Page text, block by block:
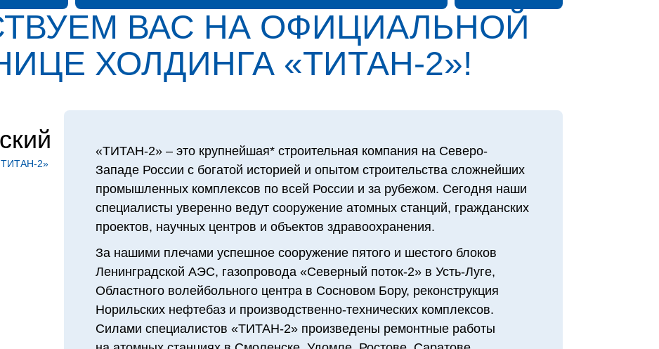
ВАС НА ОФИЦИАЛЬНОЙ
ХОЛДИН­ГА «ТИТАН‑2»!
«ТИТАН‑2» – это крупнейшая* строительная компания на Северо-
Западе России с богатой историей и опытом строительства сложнейших
промышленных комплексов по всей России и за рубежом. Сегодня наши
специалисты уверенно ведут сооружение атомных станций, гражданских
проектов, научных центров и объектов здравоохранения.
За нашими плечами успешное сооружение пятого и шестого блоков
Ленинградской АЭС, газопровода «Северный поток-2» в Усть-Луге,
Областного волейбольного центра в Сосновом Бору, реконструкция
Норильских нефтебаз и производственно-технических комплексов.
Силами специалистов «ТИТАН‑2» произведены ремонтные работы